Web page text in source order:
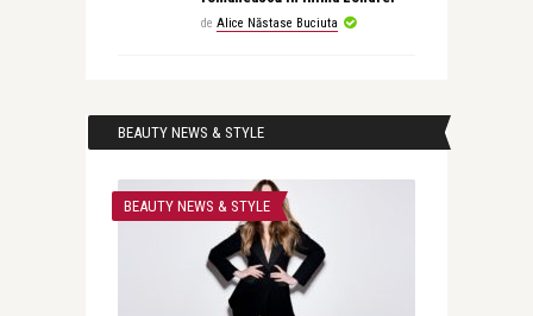
de Alice Năstase Buciuta
BEAUTY NEWS & STYLE
BEAUTY NEWS & STYLE